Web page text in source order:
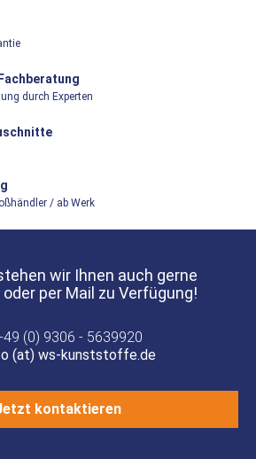
durch Experten
/ ab Werk
wir Ihnen auch gerne
per Mail zu Verfügung!
(0) 9306 - 5639920
(at) ws-kunststoffe.de
kontaktieren